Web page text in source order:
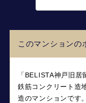
このマンションの
「BELISTA神戸旧居
鉄筋コンクリート造
造のマンションです。